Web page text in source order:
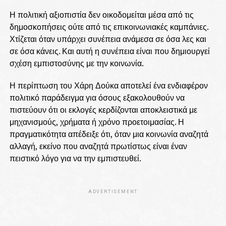
Η πολιτική αξιοπιστία δεν οικοδομείται μέσα από τις
δημοσκοπήσεις ούτε από τις επικοινωνιακές καμπάνιες.
Χτίζεται όταν υπάρχει συνέπεια ανάμεσα σε όσα λες και
σε όσα κάνεις. Και αυτή η συνέπεια είναι που δημιουργεί
σχέση εμπιστοσύνης με την κοινωνία.
Η περίπτωση του Χάρη Δούκα αποτελεί ένα ενδιαφέρον
πολιτικό παράδειγμα για όσους εξακολουθούν να
πιστεύουν ότι οι εκλογές κερδίζονται αποκλειστικά με
μηχανισμούς, χρήματα ή χρόνο προετοιμασίας. Η
πραγματικότητα απέδειξε ότι, όταν μια κοινωνία αναζητά
αλλαγή, εκείνο που αναζητά πρωτίστως είναι έναν
πειστικό λόγο για να την εμπιστευθεί.
ADVERTISEMENT